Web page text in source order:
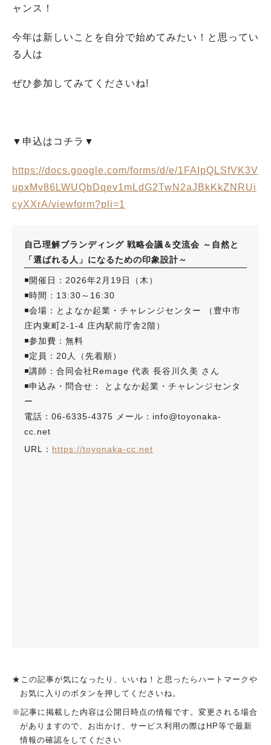
ャンス！
今年は新しいことを自分で始めてみたい！と思ってい
る人は
ぜひ参加してみてくださいね!
▼申込はコチラ▼
https://docs.google.com/forms/d/e/1FAIpQLSfVK3V
upxMv86LWUQbDqev1mLdG2TwN2aJBkKkZNRUi
cyXXrA/viewform?pli=1
自己理解ブランディング 戦略会議＆交流会 ～自然と
「選ばれる人」になるための印象設計～
◾️開催日：2026年2月19日（木）
◾️時間：13:30～16:30
◾️会場：とよなか起業・チャレンジセンター （豊中市
庄内東町2-1-4 庄内駅前庁舎2階）
◾️参加費：無料
◾️定員：20人（先着順）
◾️講師：合同会社Remage 代表 長谷川久美 さん
◾️申込み・問合せ： とよなか起業・チャレンジセンタ
ー
電話：06-6335-4375 メール：info@toyonaka-
cc.net
URL： https://toyonaka-cc.net
★この記事が気になったり、いいね！と思ったらハートマークや
お気に入りのボタンを押してくださいね。
※記事に掲載した内容は公開日時点の情報です。変更される場合
がありますので、お出かけ、サービス利用の際はHP等で最新
情報の確認をしてください